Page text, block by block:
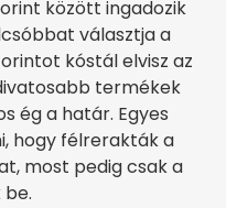
között ingadozik
választja a
kóstál elvisz az
termékek
ég a határ. Egyes
hogy félrerakták a
most pedig csak a